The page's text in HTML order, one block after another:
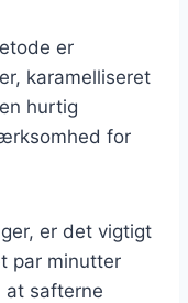
er
karamelliseret
hurtig
for
er det vigtigt
par minutter
at safterne